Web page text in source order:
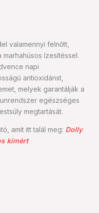
valamennyi felnőtt,
ízesítéssel.
napi
antioxidánst,
melyek garantálják a
egészséges
megtartását.
amit itt talál meg: Dolly
kimért